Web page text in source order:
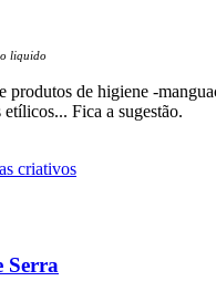
liquido
de higiene -
Fica a sugestão.
criativos
Serra